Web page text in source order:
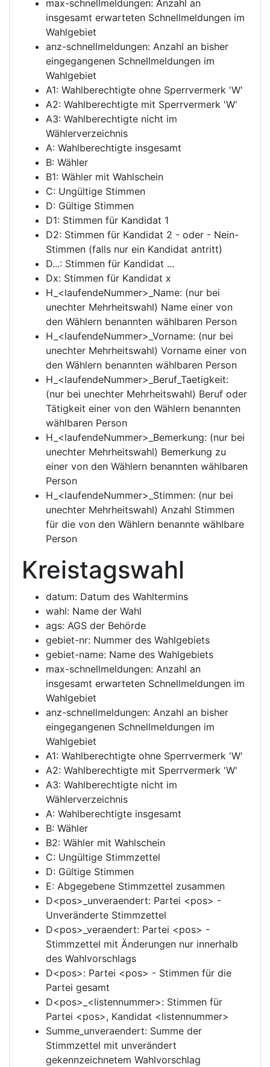
max-schnellmeldungen: Anzahl an
insgesamt erwarteten Schnellmeldungen im
Wahlgebiet
anz-schnellmeldungen: Anzahl an bisher
eingegangenen Schnellmeldungen im
Wahlgebiet
A1: Wahlberechtigte ohne Sperrvermerk 'W'
A2: Wahlberechtigte mit Sperrvermerk 'W'
A3: Wahlberechtigte nicht im
Wählerverzeichnis
A: Wahlberechtigte insgesamt
B: Wähler
B1: Wähler mit Wahlschein
C: Ungültige Stimmen
D: Gültige Stimmen
D1: Stimmen für Kandidat 1
D2: Stimmen für Kandidat 2 - oder - Nein-
Stimmen (falls nur ein Kandidat antritt)
D...: Stimmen für Kandidat ...
Dx: Stimmen für Kandidat x
H_<laufendeNummer>_Name: (nur bei
unechter Mehrheitswahl) Name einer von
den Wählern benannten wählbaren Person
H_<laufendeNummer>_Vorname: (nur bei
unechter Mehrheitswahl) Vorname einer von
den Wählern benannten wählbaren Person
H_<laufendeNummer>_Beruf_Taetigkeit:
(nur bei unechter Mehrheitswahl) Beruf oder
Tätigkeit einer von den Wählern benannten
wählbaren Person
H_<laufendeNummer>_Bemerkung: (nur bei
unechter Mehrheitswahl) Bemerkung zu
einer von den Wählern benannten wählbaren
Person
H_<laufendeNummer>_Stimmen: (nur bei
unechter Mehrheitswahl) Anzahl Stimmen
für die von den Wählern benannte wählbare
Person
Kreistagswahl
datum: Datum des Wahltermins
wahl: Name der Wahl
ags: AGS der Behörde
gebiet-nr: Nummer des Wahlgebiets
gebiet-name: Name des Wahlgebiets
max-schnellmeldungen: Anzahl an
insgesamt erwarteten Schnellmeldungen im
Wahlgebiet
anz-schnellmeldungen: Anzahl an bisher
eingegangenen Schnellmeldungen im
Wahlgebiet
A1: Wahlberechtigte ohne Sperrvermerk 'W'
A2: Wahlberechtigte mit Sperrvermerk 'W'
A3: Wahlberechtigte nicht im
Wählerverzeichnis
A: Wahlberechtigte insgesamt
B: Wähler
B2: Wähler mit Wahlschein
C: Ungültige Stimmzettel
D: Gültige Stimmen
E: Abgegebene Stimmzettel zusammen
D<pos>_unveraendert: Partei <pos> -
Unveränderte Stimmzettel
D<pos>_veraendert: Partei <pos> -
Stimmzettel mit Änderungen nur innerhalb
des Wahlvorschlags
D<pos>: Partei <pos> - Stimmen für die
Partei gesamt
D<pos>_<listennummer>: Stimmen für
Partei <pos>, Kandidat <listennummer>
Summe_unveraendert: Summe der
Stimmzettel mit unverändert
gekennzeichnetem Wahlvorschlag